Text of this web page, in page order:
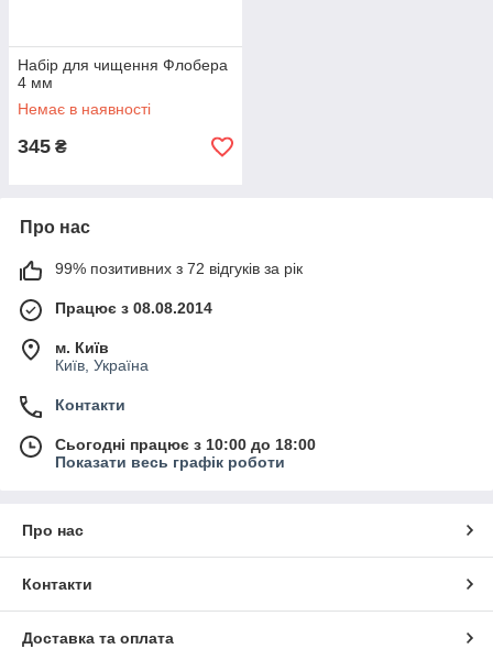
Набір для чищення Флобера
4 мм
Немає в наявності
345 ₴
Про нас
99% позитивних з 72 відгуків за рік
Працює з 08.08.2014
м. Київ
Київ, Україна
Контакти
Сьогодні працює з 10:00 до 18:00
Показати весь графік роботи
Про нас
Контакти
Доставка та оплата